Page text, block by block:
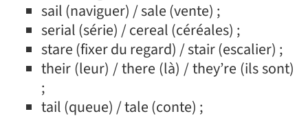
sail (naviguer) / sale (vente) ;
serial (série) / cereal (céréales) ;
stare (fixer du regard) / stair (escalier) ;
their (leur) / there (là) / they’re (ils sont)
;
tail (queue) / tale (conte) ;